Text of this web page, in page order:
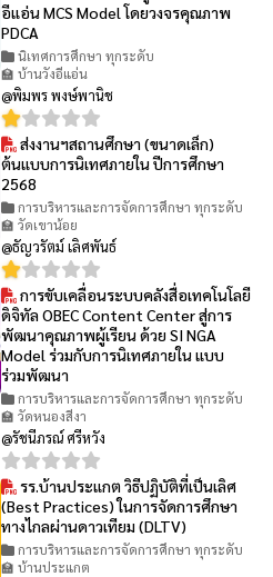
อีแอ่น MCS Model โดยวงจรคุณภาพ
PDCA
นิเทศการศึกษา ทุกระดับ
🏫 บ้านวังอีแอ่น
@พิมพร พงษ์พานิช
ส่งงานฯสถานศึกษา (ขนาดเล็ก)
ต้นแบบการนิเทศภายใน ปีการศึกษา
2568
การบริหารและการจัดการศึกษา ทุกระดับ
🏫 วัดเขาน้อย
@ธัญวรัตม์ เลิศพันธ์
การขับเคลื่อนระบบคลังสื่อเทคโนโลยี
ดิจิทัล OBEC Content Center สู่การ
พัฒนาคุณภาพผู้เรียน ด้วย SI NGA
Model ร่วมกับการนิเทศภายใน แบบ
ร่วมพัฒนา
การบริหารและการจัดการศึกษา ทุกระดับ
🏫 วัดหนองสีงา
@รัชนีภรณ์ ศรีหวัง
รร.บ้านประแกต วิธีปฏิบัติที่เป็นเลิศ
(Best Practices) ในการจัดการศึกษา
ทางไกลผ่านดาวเทียม (DLTV)
การบริหารและการจัดการศึกษา ทุกระดับ
🏫 บ้านประแกต